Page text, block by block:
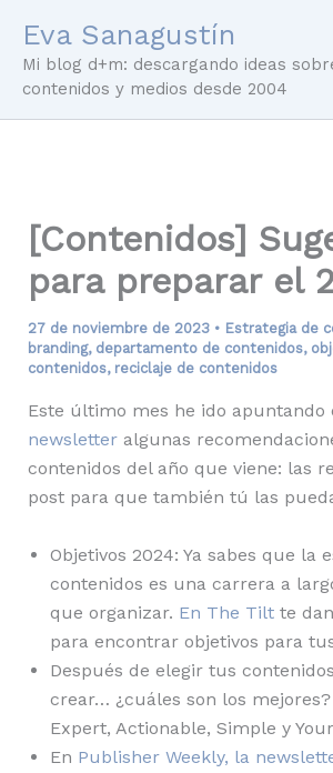
contenido
Eva Sanagustín
Mi blog d+m: descargando ideas
contenidos y medios desde 2004
[Contenidos]
para preparar el
27 de noviembre de 2023 • Estrategia de
branding, departamento de contenidos,
contenidos, reciclaje de contenidos
Este último mes he ido apuntando
newsletteralgunas
contenidos del año que viene: las
post para que también tú las
Objetivos 2024: Ya sabes que la
contenidos es una carrera a
que organizar. En The Tiltte
para encontrar objetivos para
Después de elegir tus
crear… ¿cuáles son los mejores?
Expert, Actionable, Simple y
En Publisher Weekly, la